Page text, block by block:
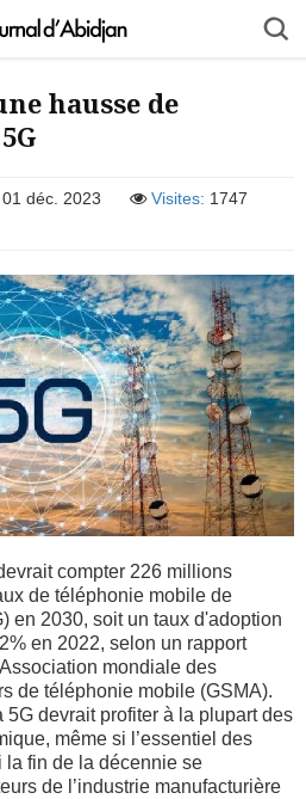
hausse de
déc. 2023 Visites: 1747
compter 226 millions
de téléphonie mobile de
en 2030, soit un taux d'adoption
en 2022, selon un rapport
mondiale des
de téléphonie mobile (GSMA).
devrait profiter à la plupart des
même si l’essentiel des
la fin de la décennie se
de l’industrie manufacturière